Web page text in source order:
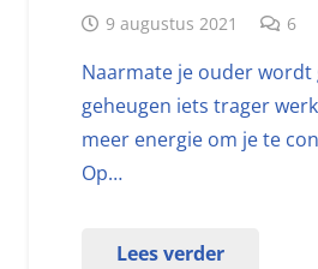
9 augustus 2021 6
Naarmate je ouder wordt
geheugen iets trager
meer energie om je te
Op…
Lees verder